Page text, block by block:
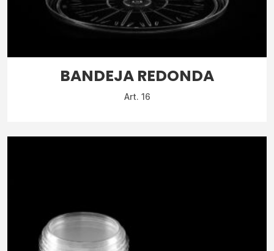
BANDEJA REDONDA
Art. 16